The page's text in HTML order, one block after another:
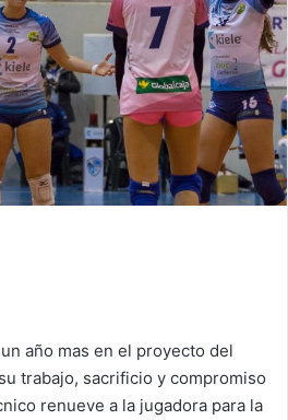
año mas en el proyecto del
trabajo, sacrificio y compromiso
renueve a la jugadora para la